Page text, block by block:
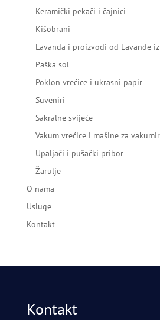
Keramički pekači i čajnici
Kišobrani
Lavanda i proizvodi od Lavande
Paška sol
Poklon vrećice i ukrasni papir
Suveniri
Sakralne svijeće
Vakum vrećice i mašine za
Upaljači i pušački pribor
Žarulje
O nama
Usluge
Kontakt
Kontakt